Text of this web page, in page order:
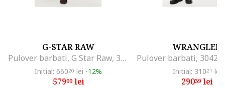
G-STAR RAW
Pulover barbati, G Star Raw, 304421969, Poliamida/Viscoza/Lana, Albastru, Albastru
Initial: 66020 lei -12%
57999lei
WRANGLER
Initial: 31021 lei
29039lei